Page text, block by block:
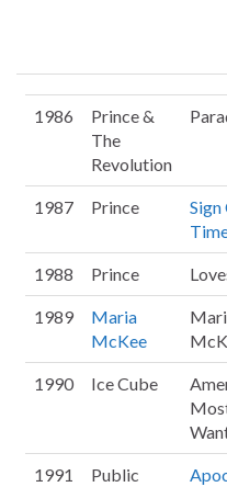
1986
Prince &
The
Revolution
1987 Prince
Sign
1988 Prince
1989
Maria
McKee
1990 Ice Cube
1991
Public